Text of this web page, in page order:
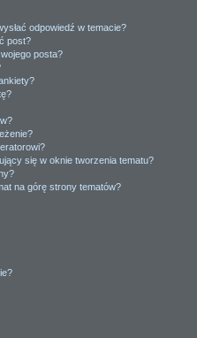
odpowiedź w temacie?
post?
posta?
się w oknie tworzenia tematu?
na górę strony tematów?